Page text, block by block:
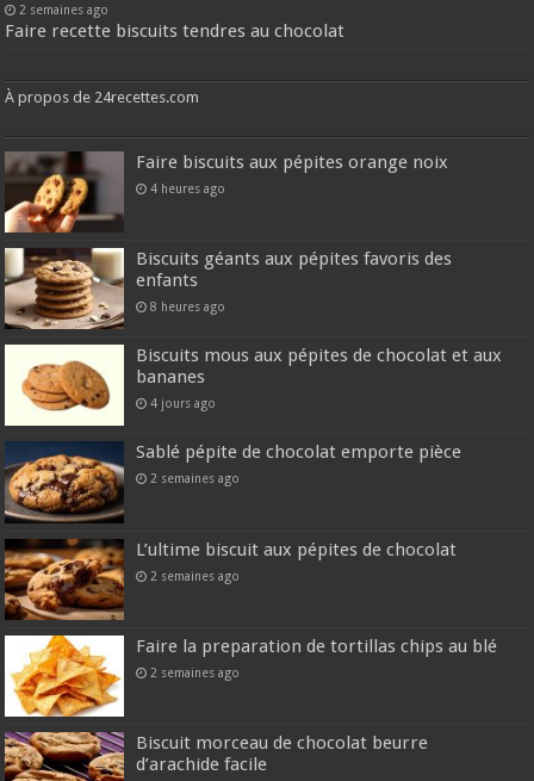
2 semaines ago
Faire recette biscuits tendres au chocolat
À propos de 24recettes.com
Faire biscuits aux pépites orange noix
4 heures ago
Biscuits géants aux pépites favoris des
enfants
8 heures ago
Biscuits mous aux pépites de chocolat et aux
bananes
4 jours ago
Sablé pépite de chocolat emporte pièce
2 semaines ago
L’ultime biscuit aux pépites de chocolat
2 semaines ago
Faire la preparation de tortillas chips au blé
2 semaines ago
Biscuit morceau de chocolat beurre
d’arachide facile